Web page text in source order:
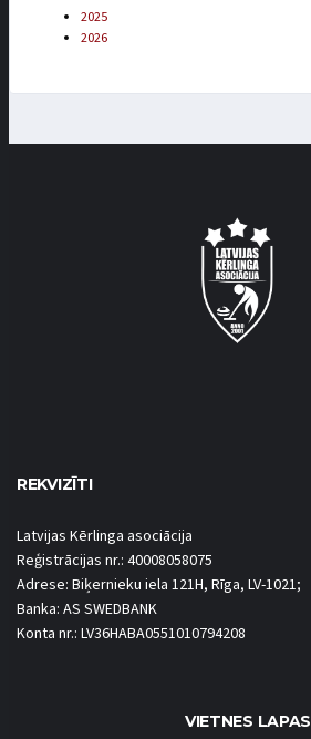
2025
2026
REKVIZĪTI
Latvijas Kērlinga asociācija
Reģistrācijas nr.: 40008058075
Adrese: Biķernieku iela 121H, Rīga, LV-1021;
Banka: AS SWEDBANK
Konta nr.: LV36HABA0551010794208
VIETNES LAPAS